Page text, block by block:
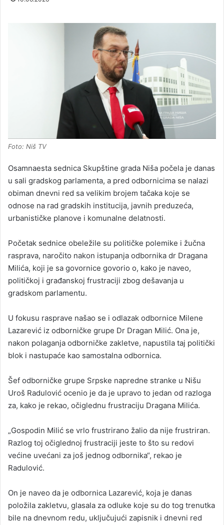
Foto: Niš TV
Osamnaesta sednica Skupštine grada Niša počela je danas
u sali gradskog parlamenta, a pred odbornicima se nalazi
obiman dnevni red sa velikim brojem tačaka koje se
odnose na rad gradskih institucija, javnih preduzeća,
urbanističke planove i komunalne delatnosti.
Početak sednice obeležile su političke polemike i žučna
rasprava, naročito nakon istupanja odbornika dr Dragana
Milića, koji je sa govornice govorio o, kako je naveo,
političkoj i građanskoj frustraciji zbog dešavanja u
gradskom parlamentu.
U fokusu rasprave našao se i odlazak odbornice Milene
Lazarević iz odborničke grupe Dr Dragan Milić. Ona je,
nakon polaganja odborničke zakletve, napustila taj politički
blok i nastupaće kao samostalna odbornica.
Šef odborničke grupe Srpske napredne stranke u Nišu
Uroš Radulović ocenio je da je upravo to jedan od razloga
za, kako je rekao, očiglednu frustraciju Dragana Milića.
„Gospodin Milić se vrlo frustrirano žalio da nije frustriran.
Razlog toj očiglednoj frustraciji jeste to što su redovi
većine uvećani za još jednog odbornika“, rekao je
Radulović.
On je naveo da je odbornica Lazarević, koja je danas
položila zakletvu, glasala za odluke koje su do tog trenutka
bile na dnevnom redu, uključujući zapisnik i dnevni red